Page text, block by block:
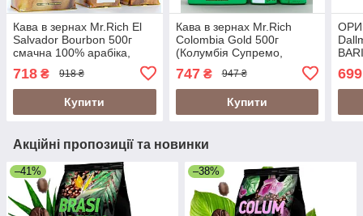
Кава в зернах Mr.Rich El
Salvador Bourbon 500г
смачна 100% арабіка,
718 ₴ 918 ₴
Купити
Кава в зернах Mr.Rich
Colombia Gold 500г
(Колумбія Супремо,
смачна 100% арабіка,
Німеччина
747₴ 947 ₴
Купити
699
Акційні пропозиції та новинки
–41% –38%